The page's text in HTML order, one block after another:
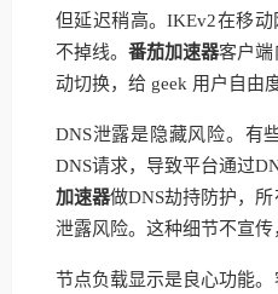
但延迟稍高。IKEv2在移
不掉线。番茄加速器客户端
动切换，给 geek 用户自由度
DNS泄露是隐藏风险。有
DNS请求，导致平台通过
加速器做DNS劫持防护，
泄露风险。这种细节不宣传
节点负载显示是良心功能